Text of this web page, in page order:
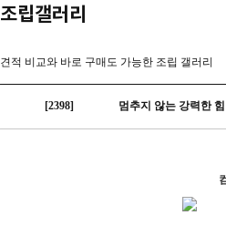
조립갤러리
견적 비교와 바로 구매도 가능한 조립 갤러리
[2398] 멈추지 않는 강력한